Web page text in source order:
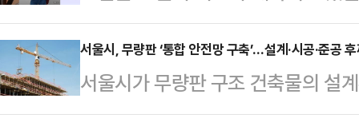
나타났다. 분당…
비 37.56포인트(0.65%) 오른
이 단기 급등에 따른 차익실현을 꾀
스 등 '반도체 투톱'을 1조원 넘게
불확실…
비’로 빠르게 이동하고 있다. 초저
리적인 가격에 선보이는 ‘오프 프
유통 채널로 부상하는 모습이다.24
활용품 중심의 균일가 매장이 가성
서울시, 무량판 ‘통합 안전망 구축’…설계·시공·준공
서울시가 무량판 구조 건축물의 설
생애주기를 아우르는 ‘통합 안전망